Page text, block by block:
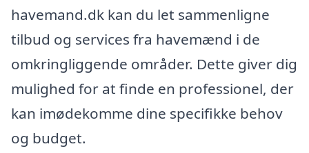
havemand.dk kan du let sammenligne
tilbud og services fra havemænd i de
omkringliggende områder. Dette giver dig
mulighed for at finde en professionel, der
kan imødekomme dine specifikke behov
og budget.